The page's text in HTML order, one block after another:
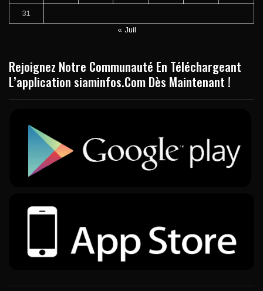
31
« Juil
Rejoignez Notre Communauté En Téléchargeant
L’application siaminfos.Com Dès Maintenant !